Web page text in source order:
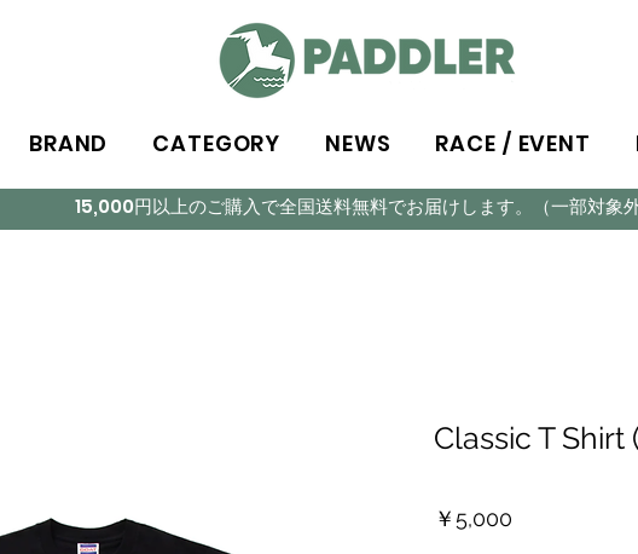
BRAND CATEGORY NEWS RACE / EVENT
15,000円以上のご購入で全国送料無料でお届けします。（一部対象
Classic T Shirt
￥5,000価